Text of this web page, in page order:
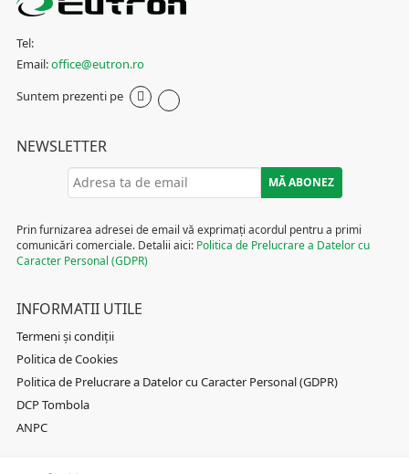
Tel:
Email:office@eutron.ro
Suntem prezenti pe
NEWSLETTER
Prin furnizarea adresei de email vă exprimați acordul pentru a primi
comunicări comerciale. Detalii aici: Politica de Prelucrare a Datelor cu
Caracter Personal (GDPR)
INFORMATII UTILE
Termeni și condiții
Politica de Cookies
Politica de Prelucrare a Datelor cu Caracter Personal (GDPR)
DCP Tombola
ANPC